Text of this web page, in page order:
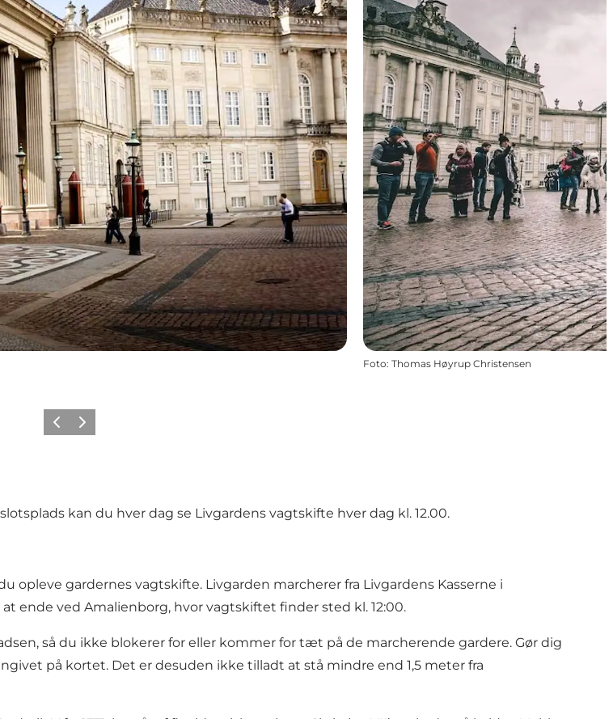
Foto: Thomas Høyrup Christensen
ForrigeNæste
kan du hver dag se Livgardens vagtskifte hver dag kl. 12.00.
opleve gardernes vagtskifte. Livgarden marcherer fra Livgardens Kasserne i
ende ved Amalienborg, hvor vagtskiftet finder sted kl. 12:00.
så du ikke blokerer for eller kommer for tæt på de marcherende gardere. Gør dig
på kortet. Det er desuden ikke tilladt at stå mindre end 1,5 meter fra